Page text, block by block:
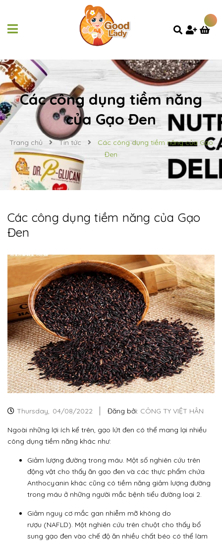
Các công dụng tiềm năng
của Gạo Đen
Trang chủ Tin tức
Các công dụng tiềm năng của Gạo
Đen
Các công dụng tiềm năng của Gạo
Đen
Thursday, 04/08/2022 Đăng bởi: CÔNG TY VIỆT HÂN
Ngoài những lợi ích kể trên, gạo lứt đen có thể mang lại nhiều
công dụng tiềm năng khác như:
Giảm lượng đường trong máu. Một số nghiên cứu trên
động vật cho thấy ăn gạo đen và các thực phẩm chứa
Anthocyanin khác cũng có tiềm năng giảm lượng đường
trong máu ở những người mắc bệnh tiểu đường loại 2.
Giảm nguy cơ mắc gan nhiễm mỡ không do
rượu (NAFLD). Một nghiên cứu trên chuột cho thấy bổ
sung gạo đen vào chế độ ăn nhiều chất béo có thể làm